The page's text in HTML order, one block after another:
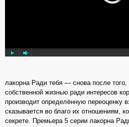
лакорна Ради тебя — снова после того,
собственной жизнью ради интересов
производит определённую переоценку
сказывается во благо их отношениям,
секрете. Премьера 5 серии лакорна